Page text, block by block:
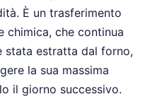
È un trasferimento
chimica, che continua
stata estratta dal forno,
la sua massima
il giorno successivo.